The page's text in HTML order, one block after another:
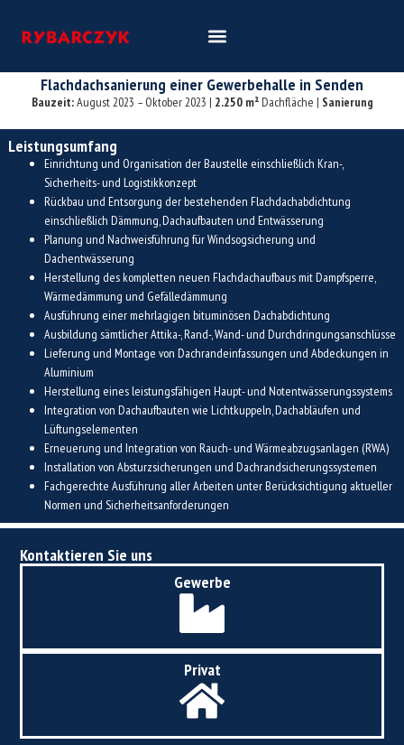
Flachdachsanierung einer Gewerbehalle in Senden
Bauzeit:August 2023 – Oktober 2023 | 2.250 m²Dachfläche | Sanierung
Leistungsumfang
Einrichtung und Organisation der Baustelle einschließlich Kran-,
Sicherheits- und Logistikkonzept
Rückbau und Entsorgung der bestehenden Flachdachabdichtung
einschließlich Dämmung, Dachaufbauten und Entwässerung
Planung und Nachweisführung für Windsogsicherung und
Dachentwässerung
Herstellung des kompletten neuen Flachdachaufbaus mit Dampfsperre,
Wärmedämmung und Gefälledämmung
Ausführung einer mehrlagigen bituminösen Dachabdichtung
Ausbildung sämtlicher Attika-, Rand-, Wand- und Durchdringungsanschlüsse
Lieferung und Montage von Dachrandeinfassungen und Abdeckungen in
Aluminium
Herstellung eines leistungsfähigen Haupt- und Notentwässerungssystems
Integration von Dachaufbauten wie Lichtkuppeln, Dachabläufen und
Lüftungselementen
Erneuerung und Integration von Rauch- und Wärmeabzugsanlagen (RWA)
Installation von Absturzsicherungen und Dachrandsicherungssystemen
Fachgerechte Ausführung aller Arbeiten unter Berücksichtigung aktueller
Normen und Sicherheitsanforderungen
Kontaktieren Sie uns
Gewerbe
Privat